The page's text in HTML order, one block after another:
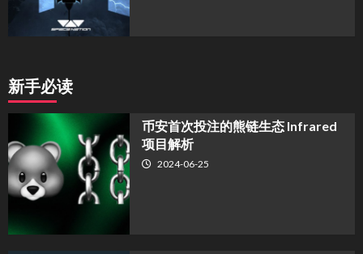
新手必读
币安首次投注的熊链生态 Infrared
项目解析
2024-06-25